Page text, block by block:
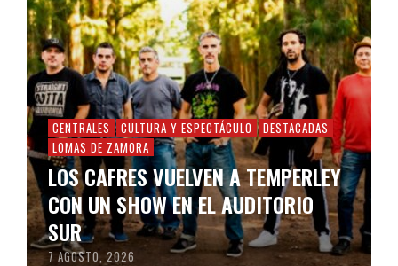
CENTRALES CULTURA Y ESPECTÁCULO
DESTACADAS
LOMAS DE ZAMORA
LOS CAFRES VUELVEN A TEMPERLEY
CON UN SHOW EN EL AUDITORIO
SUR
7 AGOSTO, 2026